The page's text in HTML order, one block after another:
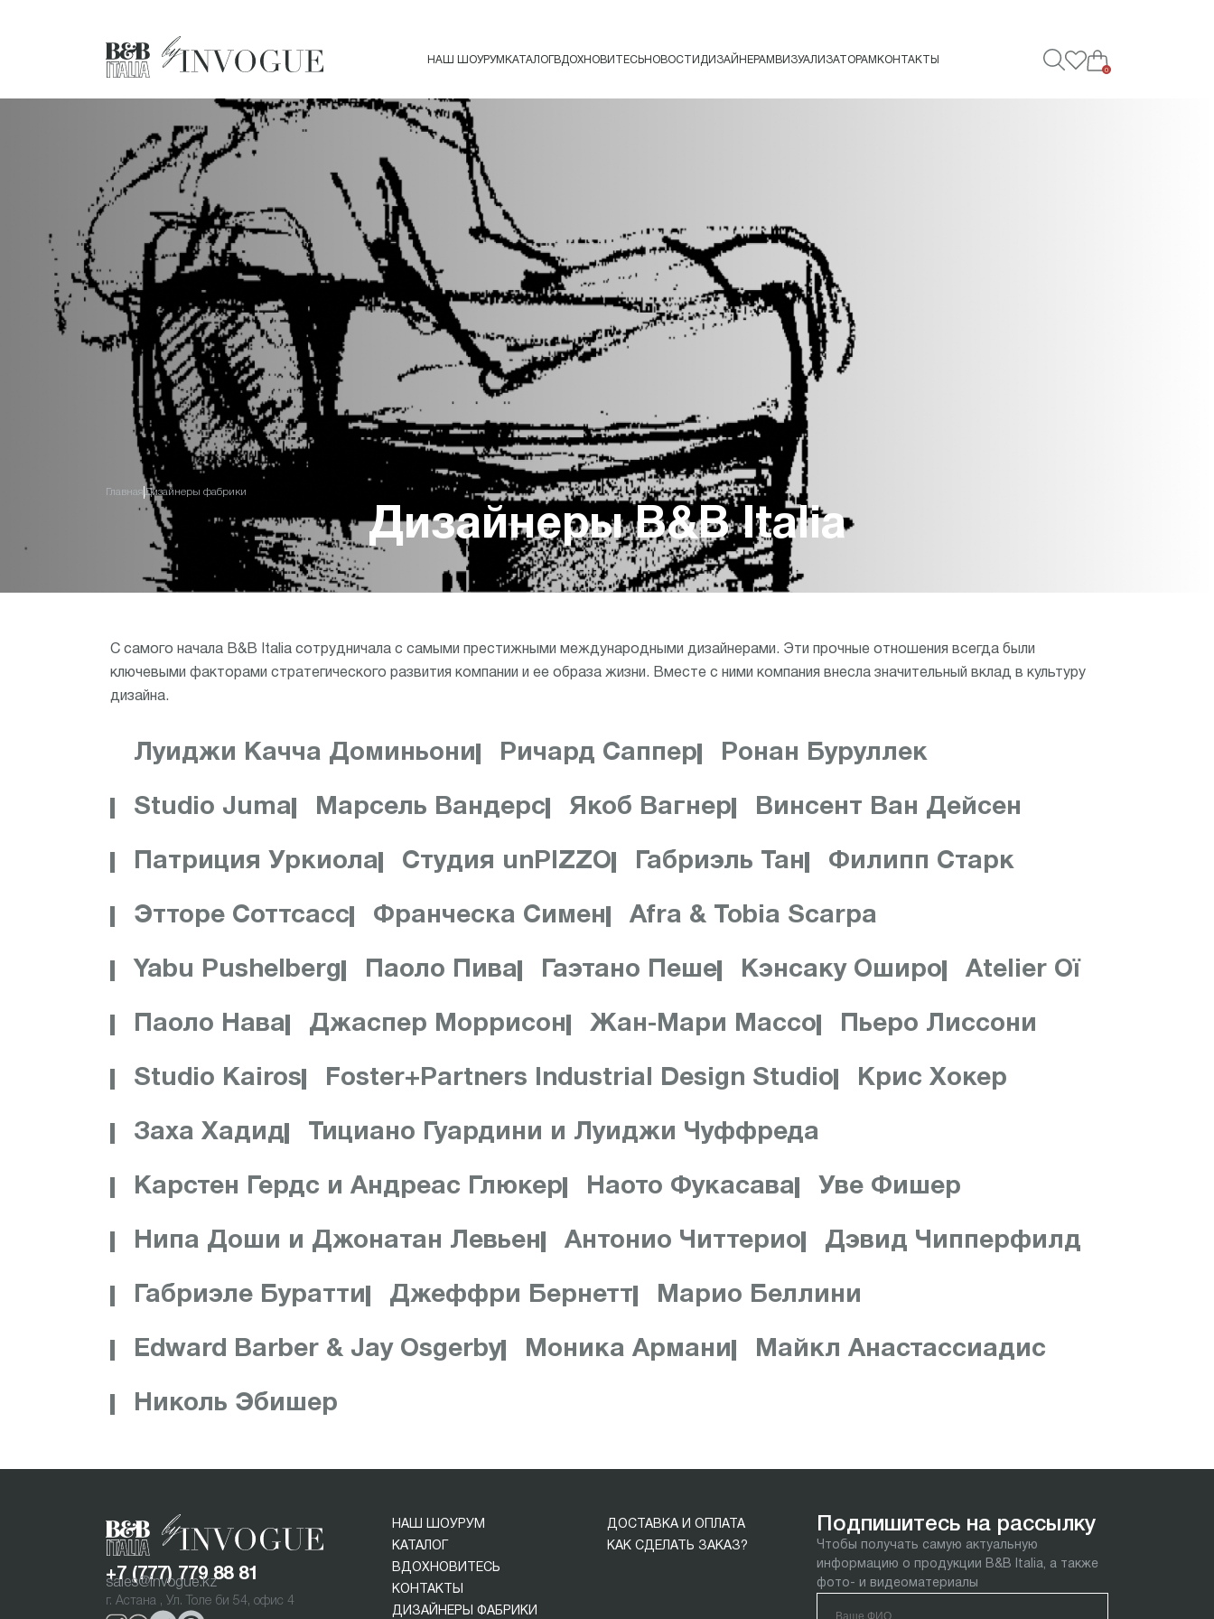
НАШ ШОУРУМ КАТАЛОГ ВДОХНОВИТЕСЬНОВОСТИ ДИЗАЙНЕРАМ ВИЗУАЛИЗАТОРАМ КОНТАКТЫ
0
Главная Дизайнеры фабрики
Дизайнеры B&B Italia
С самого начала B&B Italia сотрудничала с самыми престижными международными дизайнерами. Эти прочные отношения всегда были
ключевыми факторами стратегического развития компании и ее образа жизни. Вместе с ними компания внесла значительный вклад в культуру
дизайна.
Луиджи Качча Доминьони Ричард Саппер Ронан Буруллек
Studio Juma Марсель Вандерс Якоб Вагнер Винсент Ван Дейсен
Патриция Уркиола Студия unPIZZO Габриэль Тан Филипп Старк
Этторе Соттсасс Франческа Симен Afra & Tobia Scarpa
Yabu Pushelberg Паоло Пива Гаэтано Пеше Кэнсаку Оширо Atelier Oï
Паоло Нава Джаспер Моррисон Жан-Мари Массо Пьеро Лиссони
Studio Kairos Foster+Partners Industrial Design Studio Крис Хокер
Заха Хадид Тициано Гуардини и Луиджи Чуффреда
Карстен Гердс и Андреас Глюкер Наото Фукасава Уве Фишер
Нипа Доши и Джонатан Левьен Антонио Читтерио Дэвид Чипперфилд
Габриэле Буратти Джеффри Бернетт Марио Беллини
Edward Barber & Jay Osgerby Моника Армани Майкл Анастассиадис
Николь Эбишер
+7 (777) 779 88 81
sales@invogue.kz
г. Астана , Ул. Толе би 54, офис 4
НАШ ШОУРУМ
КАТАЛОГ
ВДОХНОВИТЕСЬ
КОНТАКТЫ
ДИЗАЙНЕРЫ ФАБРИКИ
ДОСТАВКА И ОПЛАТА
КАК СДЕЛАТЬ ЗАКАЗ?
Подпишитесь на рассылку
Чтобы получать самую актуальную
информацию о продукции B&B Italia, а также
фото- и видеоматериалы